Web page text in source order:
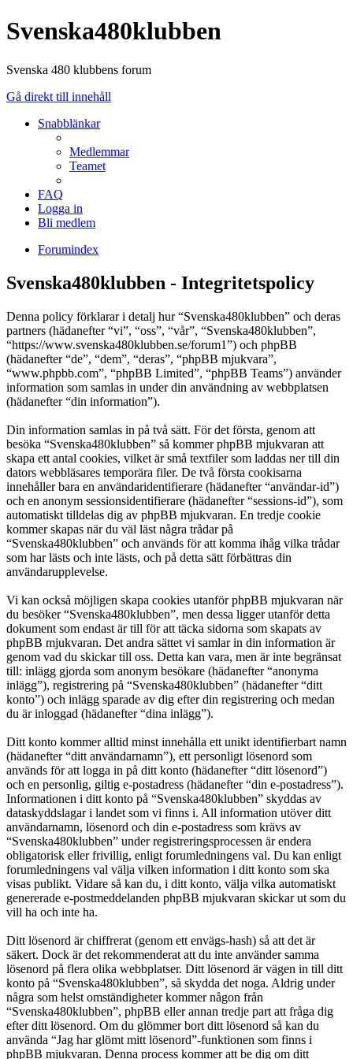
Svenska480klubben
Svenska 480 klubbens forum
Gå direkt till innehåll
Snabblänkar
Medlemmar
Teamet
FAQ
Logga in
Bli medlem
Forumindex
Svenska480klubben - Integritetspolicy
Denna policy förklarar i detalj hur “Svenska480klubben” och deras
partners (hädanefter “vi”, “oss”, “vår”, “Svenska480klubben”,
“https://www.svenska480klubben.se/forum1”) och phpBB
(hädanefter “de”, “dem”, “deras”, “phpBB mjukvara”,
“www.phpbb.com”, “phpBB Limited”, “phpBB Teams”) använder
information som samlas in under din användning av webbplatsen
(hädanefter “din information”).
Din information samlas in på två sätt. För det första, genom att
besöka “Svenska480klubben” så kommer phpBB mjukvaran att
skapa ett antal cookies, vilket är små textfiler som laddas ner till din
dators webbläsares temporära filer. De två första cookisarna
innehåller bara en användaridentifierare (hädanefter “användar-id”)
och en anonym sessionsidentifierare (hädanefter “sessions-id”), som
automatiskt tilldelas dig av phpBB mjukvaran. En tredje cookie
kommer skapas när du väl läst några trådar på
“Svenska480klubben” och används för att komma ihåg vilka trådar
som har lästs och inte lästs, och på detta sätt förbättras din
användarupplevelse.
Vi kan också möjligen skapa cookies utanför phpBB mjukvaran när
du besöker “Svenska480klubben”, men dessa ligger utanför detta
dokument som endast är till för att täcka sidorna som skapats av
phpBB mjukvaran. Det andra sättet vi samlar in din information är
genom vad du skickar till oss. Detta kan vara, men är inte begränsat
till: inlägg gjorda som anonym besökare (hädanefter “anonyma
inlägg”), registrering på “Svenska480klubben” (hädanefter “ditt
konto”) och inlägg sparade av dig efter din registrering och medan
du är inloggad (hädanefter “dina inlägg”).
Ditt konto kommer alltid minst innehålla ett unikt identifierbart namn
(hädanefter “ditt användarnamn”), ett personligt lösenord som
används för att logga in på ditt konto (hädanefter “ditt lösenord”)
och en personlig, giltig e-postadress (hädanefter “din e-postadress”).
Informationen i ditt konto på “Svenska480klubben” skyddas av
dataskyddslagar i landet som vi finns i. All information utöver ditt
användarnamn, lösenord och din e-postadress som krävs av
“Svenska480klubben” under registreringsprocessen är endera
obligatorisk eller frivillig, enligt forumledningens val. Du kan enligt
forumledningens val välja vilken information i ditt konto som ska
visas publikt. Vidare så kan du, i ditt konto, välja vilka automatiskt
genererade e-postmeddelanden phpBB mjukvaran skickar ut som du
vill ha och inte ha.
Ditt lösenord är chiffrerat (genom ett envägs-hash) så att det är
säkert. Dock är det rekommenderat att du inte använder samma
lösenord på flera olika webbplatser. Ditt lösenord är vägen in till ditt
konto på “Svenska480klubben”, så skydda det noga. Aldrig under
några som helst omständigheter kommer någon från
“Svenska480klubben”, phpBB eller annan tredje part att fråga dig
efter ditt lösenord. Om du glömmer bort ditt lösenord så kan du
använda “Jag har glömt mitt lösenord”-funktionen som finns i
phpBB mjukvaran. Denna process kommer att be dig om ditt